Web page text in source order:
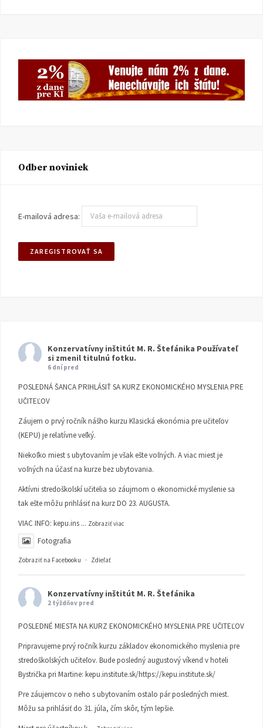
Odber noviniek
E-mailová adresa:
Konzervatívny inštitút M. R. Štefánika Používateľ
si zmenil titulnú fotku.
6 dní pred
POSLEDNÁ ŠANCA PRIHLÁSIŤ SA KURZ EKONOMICKÉHO MYSLENIA PRE
UČITEĽOV
Záujem o prvý ročník nášho kurzu Klasická ekonómia pre učiteľov
(KEPU) je relatívne veľký.
Niekoľko miest s ubytovaním je však ešte voľných. A viac miest je
voľných na účasť na kurze bez ubytovania.
Aktívni stredoškolskí učitelia so záujmom o ekonomické myslenie sa
tak ešte môžu prihlásiť na kurz DO 23. AUGUSTA.
VIAC INFO: kepu.ins ... Zobraziť viac
Fotografia
Zobraziť na Facebooku · Zdieľať
Konzervatívny inštitút M. R. Štefánika
2 týždňov pred
POSLEDNÉ MIESTA NA KURZ EKONOMICKÉHO MYSLENIA PRE UČITEĽOV
Pripravujeme prvý ročník kurzu základov ekonomického myslenia pre
stredoškolských učiteľov. Bude posledný augustový víkend v hoteli
Bystrička pri Martine: kepu.institute.sk/https://kepu.institute.sk/
Pre záujemcov o neho s ubytovaním ostalo pár posledných miest.
Môžu sa prihlásiť do 31. júla, čím skôr, tým lepšie.